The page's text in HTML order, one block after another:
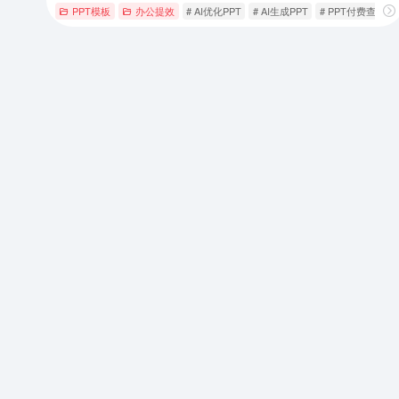
PPT模板 办公提效 # AI优化PPT # AI生成PPT # PPT付费查看